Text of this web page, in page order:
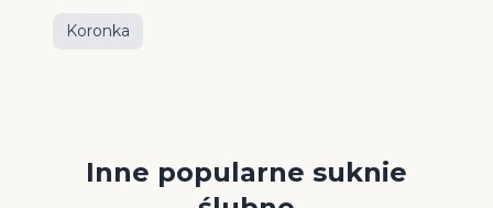
Koronka
Inne popularne suknie